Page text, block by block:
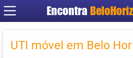
Encontra
Criar
UTI móvel em Belo